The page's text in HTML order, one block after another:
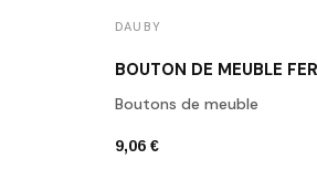
DAUBY
Boutons de meuble
9,06 €